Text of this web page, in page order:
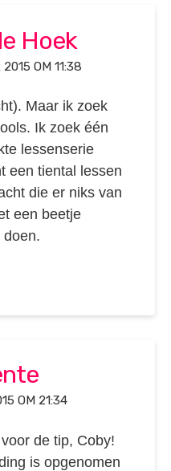
Hoek
OM 11:38
Maar ik zoek
Ik zoek één
lessenserie
een tiental lessen
die er niks van
een beetje
doen.
OM 21:34
de tip, Coby!
is opgenomen